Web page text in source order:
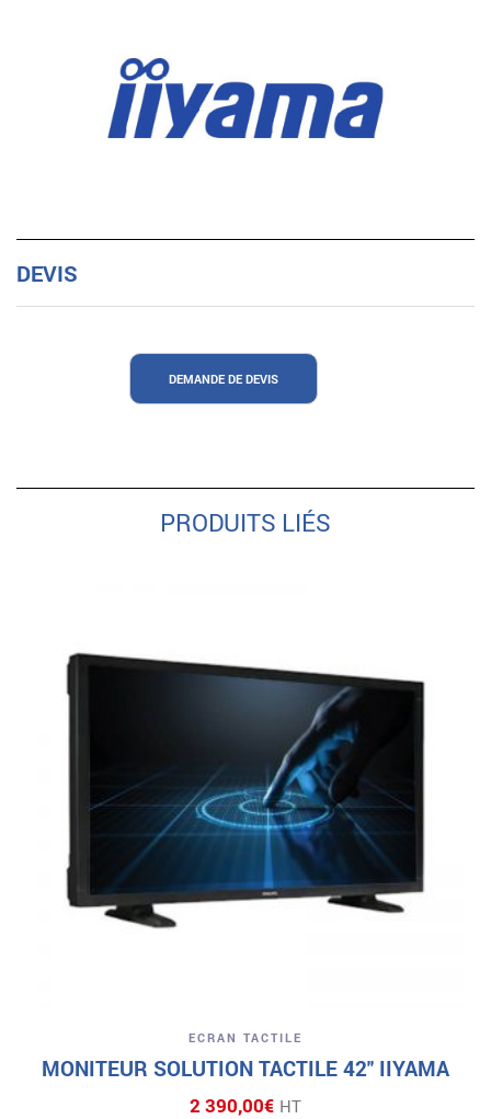
DEVIS
DEMANDE DE DEVIS
PRODUITS LIÉS
ECRAN TACTILE
MONITEUR SOLUTION TACTILE 42″ IIYAMA
2 390,00€ HT